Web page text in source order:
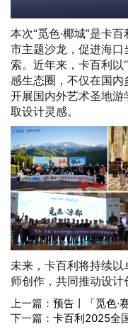
本次“觅色·椰城”是卡
市主题沙龙，促进海
索。近年来，卡百利以
感生态圈，不仅在国
开展国内外艺术圣地
取设计灵感。
未来，卡百利将持续
师创作，共同推动设计
上一篇： 预告丨「觅色·
下一篇： 卡百利2025全